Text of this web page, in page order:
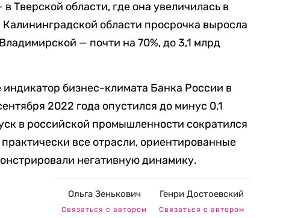
Тверской области, где она увеличилась в
области просрочка выросла
— почти на 70%, до 3,1 млрд
бизнес-климата Банка России в
2022 года опустился до минус 0,1
в российской промышленности сократился
все отрасли, ориентированные
негативную динамику.
Ольга Зенькович
Связаться с автором
Генри Достоевский
Связаться с автором